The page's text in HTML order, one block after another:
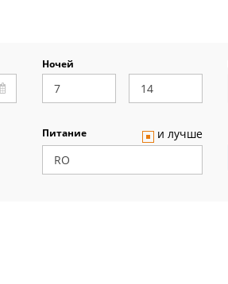
Ночей
Питание и лучше